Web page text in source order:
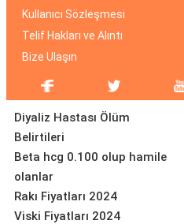
Kullanıcı Sözleşmesi
Telif Hakları ve Alıntı
Bize Ulaşın
Diyaliz Hastası Ölüm
Belirtileri
Beta hcg 0.100 olup hamile
olanlar
Rakı Fiyatları 2024
Viski Fiyatları 2024